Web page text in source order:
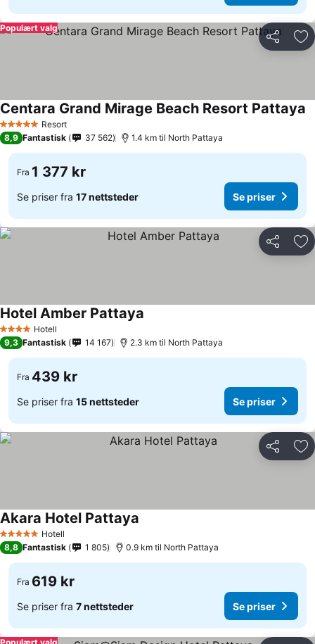
Del
Populært valg
5 Stjerner Resort
Centara Grand Mirage Beach Resort Pattaya
8,9 Fantastisk 37 562 1.4 km til North Pattaya
Fra 1 377 kr
Se priser fra 17 nettsteder Se priser
Del
4 StjernerHotell
Hotel Amber Pattaya
9,3 Fantastisk 14 167 2.3 km til North Pattaya
Fra 439 kr
Se priser fra 15 nettsteder Se priser
Del
5 Stjerner Hotell
Akara Hotel Pattaya
8,8 Fantastisk 1 805 0.9 km til North Pattaya
Fra 619 kr
Se priser fra 7 nettsteder Se priser